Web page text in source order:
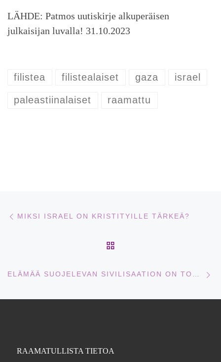
LÄHDE: Patmos uutiskirje alkuperäisen
julkaisijan luvalla! 31.10.2023
filistea filistealaiset gaza israel
paleastiinalaiset raamattu
MIKSI ISRAEL ON KRISTITYILLE TÄRKEÄ?
ELÄMÄÄ SUOJELEVAN SIVILISAATION ON TORJUTTAVA BARBAARIT
RAAMATULLISTA TIETOA